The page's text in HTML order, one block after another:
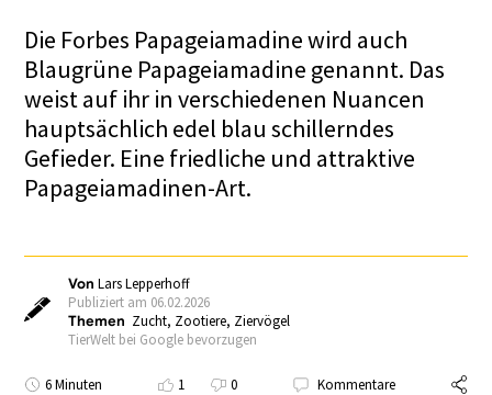
Die Forbes Papageiamadine wird auch
Blaugrüne Papageiamadine genannt. Das
weist auf ihr in verschiedenen Nuancen
hauptsächlich edel blau schillerndes
Gefieder. Eine friedliche und attraktive
Papageiamadinen-Art.
VonLars Lepperhoff
Publiziert am 06.02.2026
Themen Zucht, Zootiere, Ziervögel
TierWelt bei Google bevorzugen
6 Minuten 1 0 Kommentare